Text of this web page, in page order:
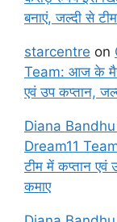
बनाएं, जल्दी से
starcentre on
Team: आज के मैच
एवं उप कप्तान,
Diana
Dream11
टीम में कप्तान एवं
कमाए